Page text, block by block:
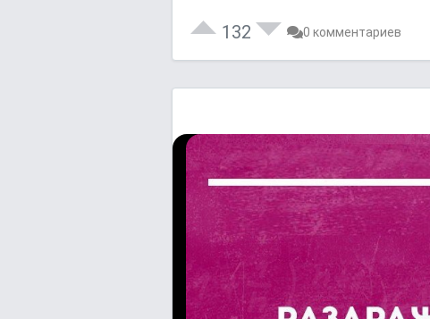
132 0 комментариев